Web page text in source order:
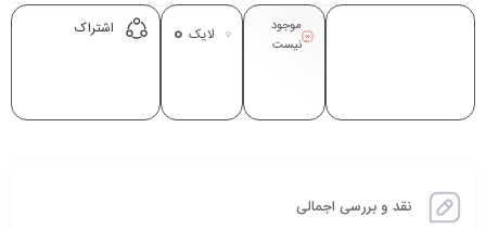
موجود
نیست
لایک 0 اشتراک
نقد و بررسی اجمالی